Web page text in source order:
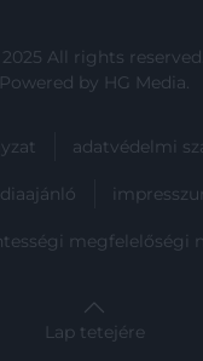
All rights reserved.
Powered by HG Media.
adatvédelmi
megfelelőségi
Lap tetejére